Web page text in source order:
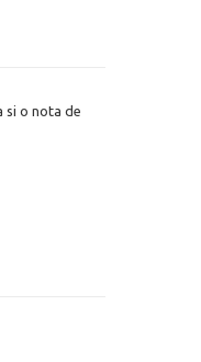
si o nota de